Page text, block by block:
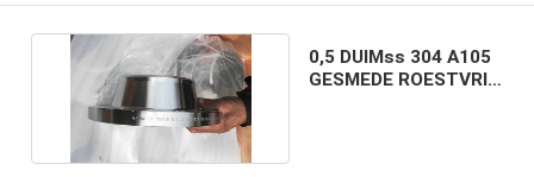
0,5 DUIMss 304 A105
GESMEDE ROESTVRIJ